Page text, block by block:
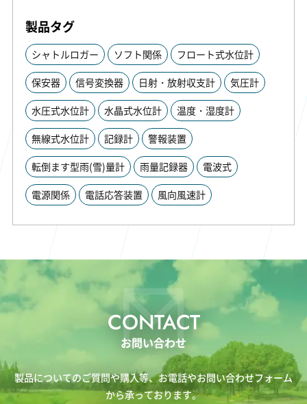
製品タグ
シャトルロガー ソフト関係 フロート式水位計
保安器 信号変換器 日射・放射収支計 気圧計
水圧式水位計 水晶式水位計 温度・湿度計
無線式水位計 記録計 警報装置
転倒ます型雨(雪)量計 雨量記録器 電波式
電源関係 電話応答装置 風向風速計
CONTACT
お問い合わせ
製品についてのご質問や購入等、お電話やお問い合わせフォーム
から承っております。